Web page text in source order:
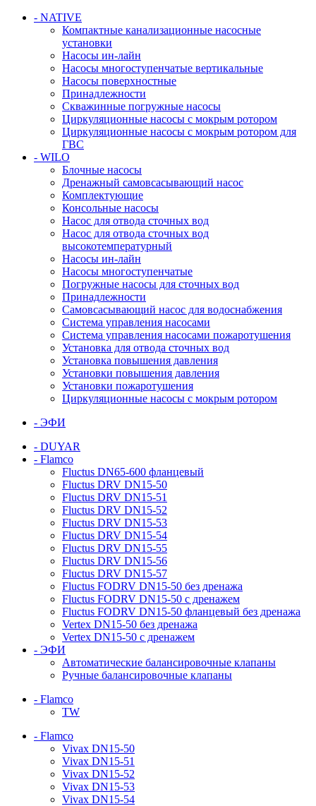
- NATIVE
Компактные канализационные насосные
установки
Насосы ин-лайн
Насосы многоступенчатые вертикальные
Насосы поверхностные
Принадлежности
Скважинные погружные насосы
Циркуляционные насосы с мокрым ротором
Циркуляционные насосы с мокрым ротором для
ГВС
- WILO
Блочные насосы
Дренажный самовсасывающий насос
Комплектующие
Консольные насосы
Насос для отвода сточных вод
Насос для отвода сточных вод
высокотемпературный
Насосы ин-лайн
Насосы многоступенчатые
Погружные насосы для сточных вод
Принадлежности
Самовсасывающий насос для водоснабжения
Система управления насосами
Система управления насосами пожаротушения
Установка для отвода сточных вод
Установка повышения давления
Установки повышения давления
Установки пожаротушения
Циркуляционные насосы с мокрым ротором
- ЭФИ
- DUYAR
- Flamco
Fluctus DN65-600 фланцевый
Fluctus DRV DN15-50
Fluctus DRV DN15-51
Fluctus DRV DN15-52
Fluctus DRV DN15-53
Fluctus DRV DN15-54
Fluctus DRV DN15-55
Fluctus DRV DN15-56
Fluctus DRV DN15-57
Fluctus FODRV DN15-50 без дренажа
Fluctus FODRV DN15-50 с дренажем
Fluctus FODRV DN15-50 фланцевый без дренажа
Vertex DN15-50 без дренажа
Vertex DN15-50 с дренажем
- ЭФИ
Автоматические балансировочные клапаны
Ручные балансировочные клапаны
- Flamco
TW
- Flamco
Vivax DN15-50
Vivax DN15-51
Vivax DN15-52
Vivax DN15-53
Vivax DN15-54